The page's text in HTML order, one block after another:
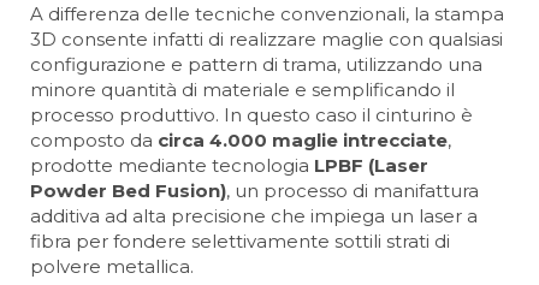
A differenza delle tecniche convenzionali, la stampa
3D consente infatti di realizzare maglie con qualsiasi
configurazione e pattern di trama, utilizzando una
minore quantità di materiale e semplificando il
processo produttivo. In questo caso il cinturino è
composto da circa 4.000 maglie intrecciate,
prodotte mediante tecnologia LPBF (Laser
Powder Bed Fusion), un processo di manifattura
additiva ad alta precisione che impiega un laser a
fibra per fondere selettivamente sottili strati di
polvere metallica.